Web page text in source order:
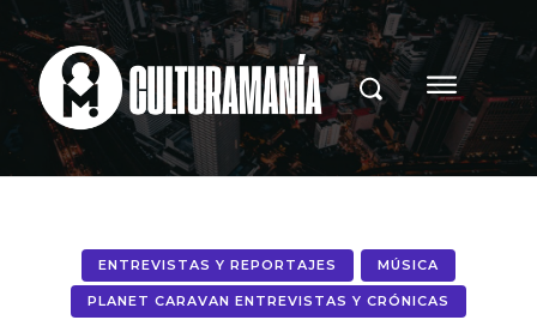
ENTREVISTAS Y REPORTAJES MÚSICA
PLANET CARAVAN ENTREVISTAS Y CRÓNICAS